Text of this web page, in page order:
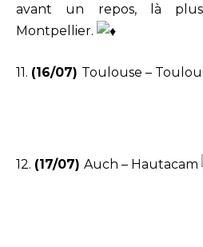
avant un repos, là
Montpellier.
11. (16/07) Toulouse –
12. (17/07) Auch – Hautacam